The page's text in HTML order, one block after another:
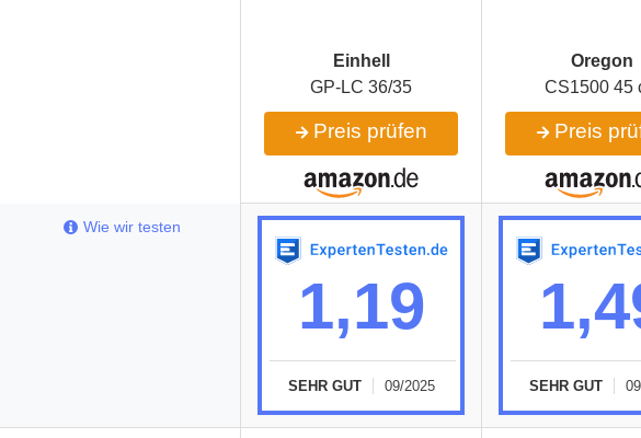
Einhell Oregon
GP-LC 36/35
CS1500 45
Preis prüfen Preis
1,19
SEHR GUT 09/2025 SEHR GUT
Wie wir testen